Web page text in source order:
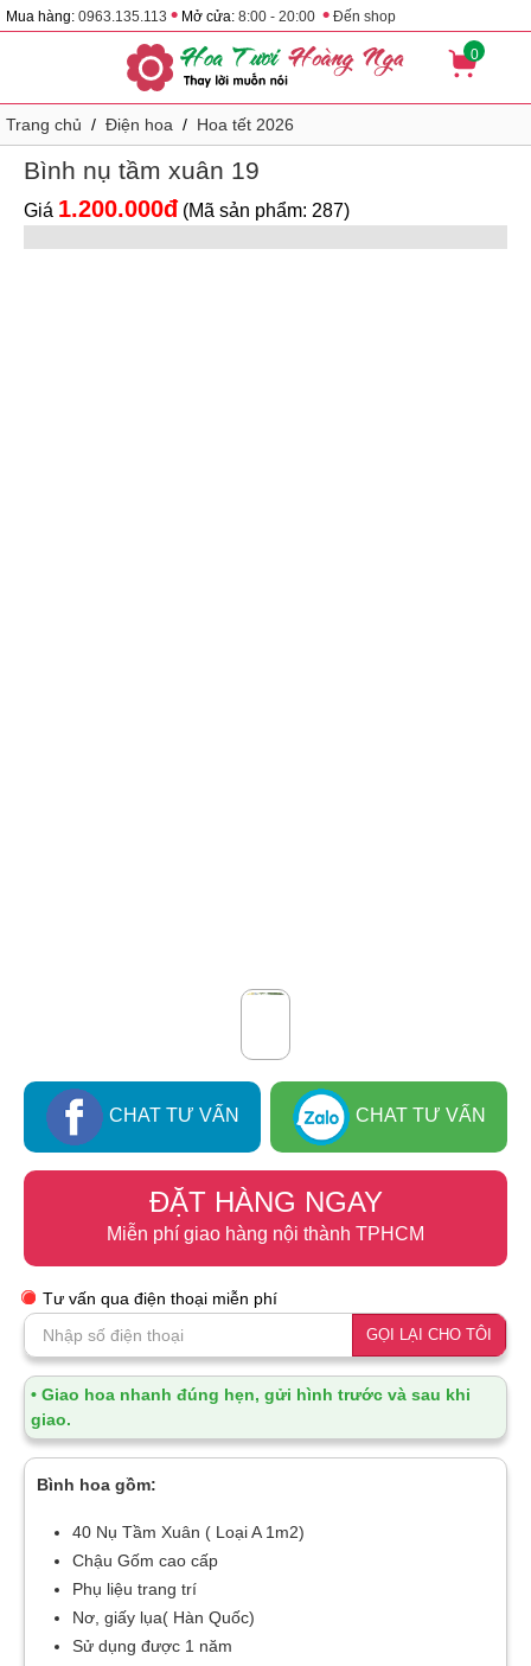
Mua hàng: 0963.135.113 • Mở cửa: 8:00 - 20:00 • Đến shop
0
Trang chủ / Điện hoa / Hoa tết 2026
Bình nụ tầm xuân 19
Giá 1.200.000đ (Mã sản phẩm: 287)
CHAT TƯ VẤN CHAT TƯ VẤN
ĐẶT HÀNG NGAY
Miễn phí giao hàng nội thành TPHCM
Tư vấn qua điện thoại miễn phí
GỌI LẠI CHO TÔI
• Giao hoa nhanh đúng hẹn, gửi hình trước và sau khi
giao.
Bình hoa gồm:
40 Nụ Tầm Xuân ( Loại A 1m2)
Chậu Gốm cao cấp
Phụ liệu trang trí
Nơ, giấy lụa( Hàn Quốc)
Sử dụng được 1 năm